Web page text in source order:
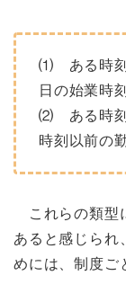
⑴ ある時刻
日の始業時
⑵ ある時刻
時刻以前の
これらの類型
あると感じられ
めには、制度ご